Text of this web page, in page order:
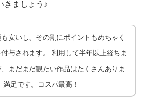
きましょう♪
も安いし、その割にポイントもめちゃく
付与されます。 利用して半年以上経ちま
、まだまだ観たい作品はたくさんありま
満足です。コスパ最高！